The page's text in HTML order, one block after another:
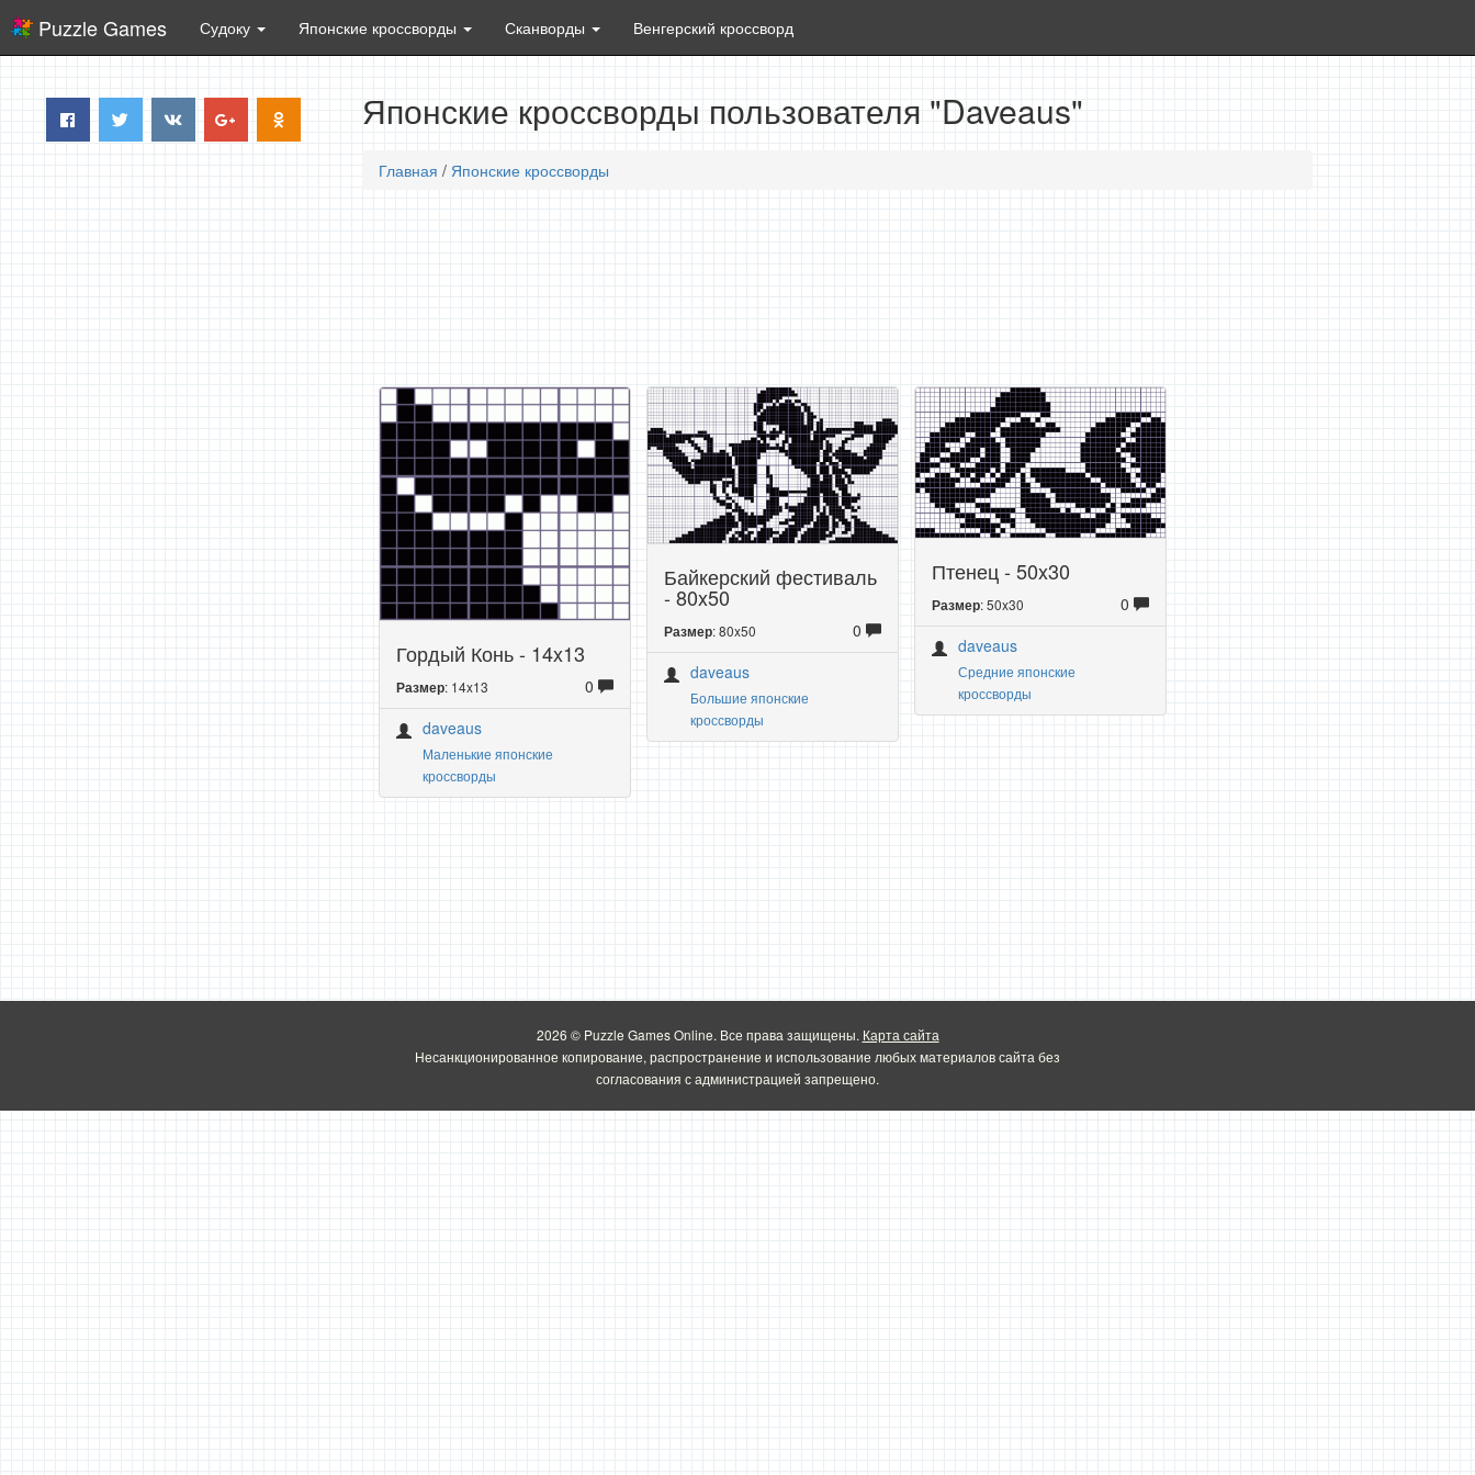
Puzzle Games Судоку Японские кроссворды Сканворды Венгерский кроссворд
Японские кроссворды пользователя "Daveaus"
Главная / Японские кроссворды
Гордый Конь - 14x13
Размер: 14x13
0
daveaus
Маленькие японские
кроссворды
Байкерский фестиваль
- 80x50
Размер: 80x50
0
daveaus
Большие японские
кроссворды
Птенец - 50x30
Размер: 50x30
0
daveaus
Средние японские
кроссворды
2026 © Puzzle Games Online. Все права защищены. Карта сайта
Несанкционированное копирование, распространение и использование любых материалов сайта без
согласования с администрацией запрещено.